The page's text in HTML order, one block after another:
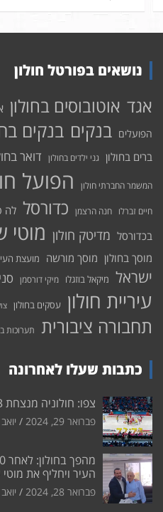
נושאים בפורטל חולון
אגד אוטובוסים בחולון
הפועלים בנקים בנקים
ברים בחולון גני ילדים בחולון דואר
המשמר החברתי חולון הפועל
חיים זברלו חנה הרצמן כדורסל לה
בכדורסל מדיטק חולון מוטי
מוסך בחולון מוסך מורשה מועצת
ישראל מיקאל בוזגלו מיקי דורסמן
עיריית חולון עסקים בחולון
תחבורה ציבורית תערוכות
כתבות שעלו לאחרונה
צפו: חולוניה מנצחת 72:73 את הפועל ירושלים בחוץ
פברואר 29, 2024
העיר ויחליף את
פברואר 28, 2024